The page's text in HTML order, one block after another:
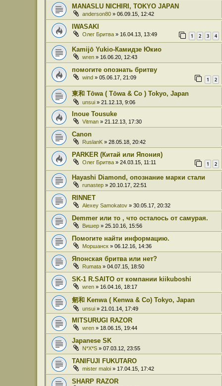
MANASLU NICHIRI, TOKYO JAPAN
anderson80 » 06.09.15, 12:42
IWASAKI
Олег Бритва » 16.04.13, 13:49 1 2 3 4
Kamijō Yukio-Камидзе Юкио
wren » 16.06.20, 12:43
помогите опознать бритву
wind » 05.06.17, 21:09 1 2
東和 Tōwa ( Tōwa & Co ) Tokyo, Japan
unsui » 21.12.13, 9:06
Inoue Tousuke
Vitman » 21.12.13, 17:30
Canon
RuslanK » 28.05.18, 20:42
PARKER (Китай или Япония)
Олег Бритва » 24.03.15, 11:11 1 2
Hayashi Diamond, опознание марки стали
runastep » 20.10.17, 22:51
RINNET
Alexey Samokatov » 30.05.17, 20:32
Demmer или то , что осталось от самурая.
Вишер » 25.10.16, 15:56
Помогите найти информацию.
Моршанск » 06.12.16, 14:36
Японская бритва или нет?
Rumata » 04.07.15, 18:50
SK-1 R.SAITO от компании kiikuboshi
wren » 16.04.16, 18:17
剱和 Kenwa ( Kenwa & Co) Tokyo, Japan
unsui » 21.01.14, 17:49
MITSURUGI RAZOR
wren » 18.06.15, 19:44
Japanese SK
N*X*S » 07.03.12, 23:55
TANIFUJI FUKUTARO
mister maloi » 17.04.15, 17:42
SHARP RAZOR